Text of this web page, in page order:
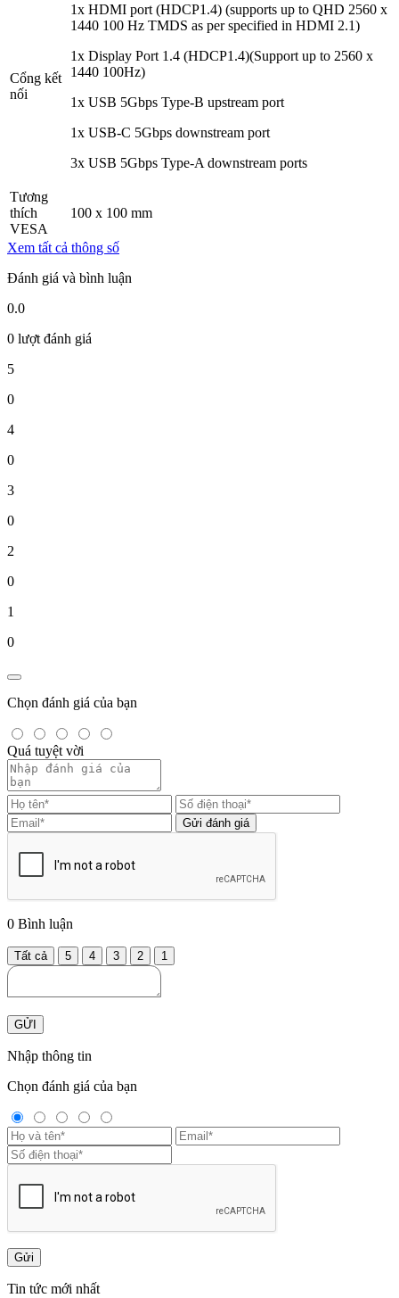
Cổng kết
nối
1x HDMI port (HDCP1.4) (supports up to QHD 2560 x
1440 100 Hz TMDS as per specified in HDMI 2.1)
1x Display Port 1.4 (HDCP1.4)(Support up to 2560 x
1440 100Hz)
1x USB 5Gbps Type-B upstream port
1x USB-C 5Gbps downstream port
3x USB 5Gbps Type-A downstream ports
Tương
thích
VESA
100 x 100 mm
Xem tất cả thông số
Đánh giá và bình luận
0.0
0 lượt đánh giá
5
0
4
0
3
0
2
0
1
0
Chọn đánh giá của bạn
Quá tuyệt vời
Gửi đánh giá
0 Bình luận
Tất cả 5 4 3 2 1
GỬI
Nhập thông tin
Chọn đánh giá của bạn
Gửi
Tin tức mới nhất